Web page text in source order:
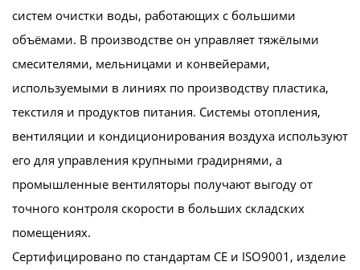
систем очистки воды, работающих с большими
объёмами. В производстве он управляет тяжёлыми
смесителями, мельницами и конвейерами,
используемыми в линиях по производству пластика,
текстиля и продуктов питания. Системы отопления,
вентиляции и кондиционирования воздуха используют
его для управления крупными градирнями, а
промышленные вентиляторы получают выгоду от
точного контроля скорости в больших складских
помещениях.
Сертифицировано по стандартам CE и ISO9001, изделие